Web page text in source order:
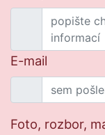
E-mail
Foto, rozbor,